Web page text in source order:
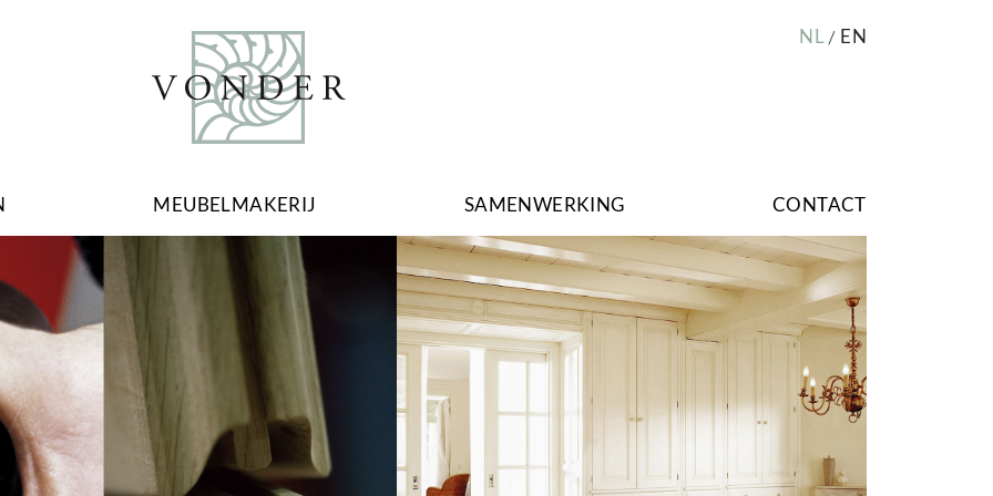
MEUBELMAKERIJ SAMENWERKING CONTACT
NL EN
Image